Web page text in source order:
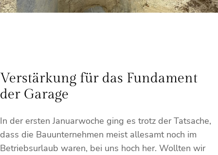
Verstärkung für das Fundament
der Garage
In der ersten Januarwoche ging es trotz der Tatsache,
dass die Bauunternehmen meist allesamt noch im
Betriebsurlaub waren, bei uns hoch her. Wollten wir